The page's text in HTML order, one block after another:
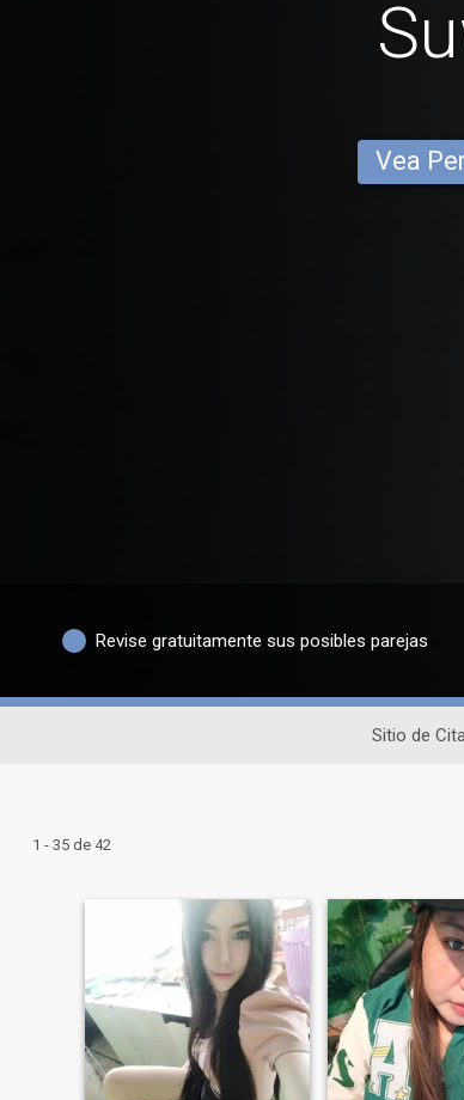
Vea
Revise gratuitamente sus posibles parejas
Sitio de
1 - 35 de 42